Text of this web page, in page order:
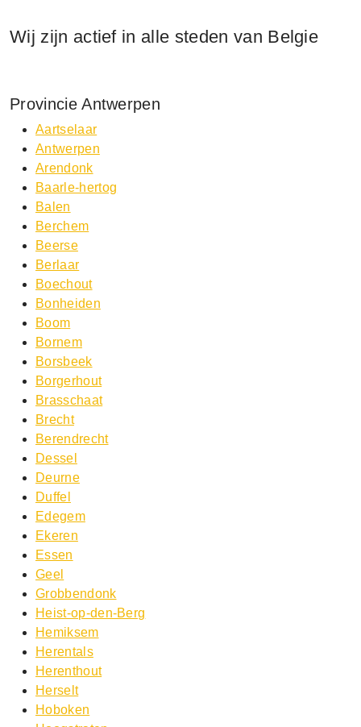
Wij zijn actief in alle steden van Belgie
Provincie Antwerpen
Aartselaar
Antwerpen
Arendonk
Baarle-hertog
Balen
Berchem
Beerse
Berlaar
Boechout
Bonheiden
Boom
Bornem
Borsbeek
Borgerhout
Brasschaat
Brecht
Berendrecht
Dessel
Deurne
Duffel
Edegem
Ekeren
Essen
Geel
Grobbendonk
Heist-op-den-Berg
Hemiksem
Herentals
Herenthout
Herselt
Hoboken